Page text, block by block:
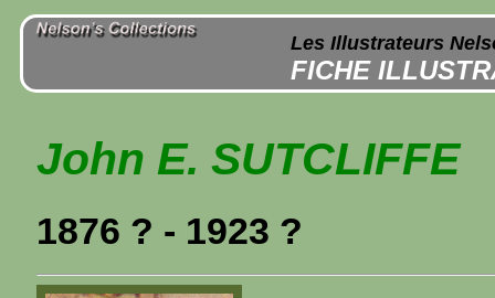
Les Illustrateurs
FICHE
John E. SUTCLIFFE
1876 ? - 1923 ?